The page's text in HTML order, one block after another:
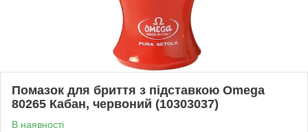
Помазок для бриття з підставкою Omega
80265 Кабан, червоний (10303037)
В наявності